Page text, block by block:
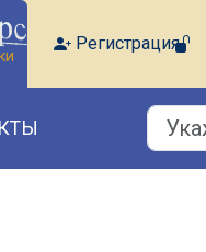
Регистрация